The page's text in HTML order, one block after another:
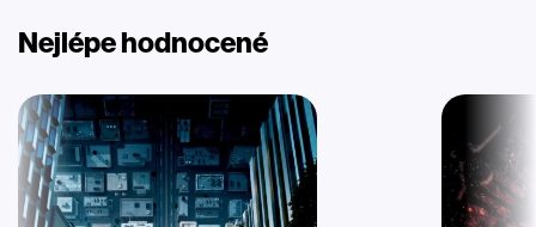
Nejlépe hodnocené